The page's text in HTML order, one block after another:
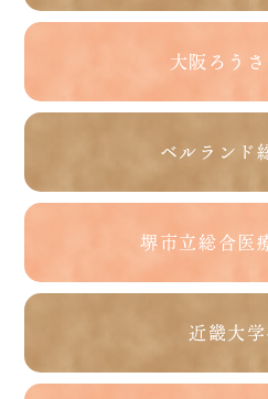
大阪ろう
ベルランド
堺市立総合医
近畿大